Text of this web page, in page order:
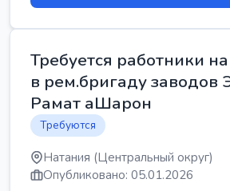
Требуется работники
в рем.бригаду заводов
Рамат аШарон
Требуются
Натания (Центральный округ)
Опубликовано: 05.01.2026